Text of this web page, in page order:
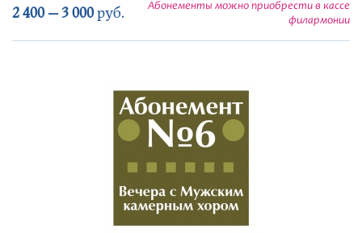
2 400 — 3 000руб.
Абонементы можно приобрести в кассе
филармонии